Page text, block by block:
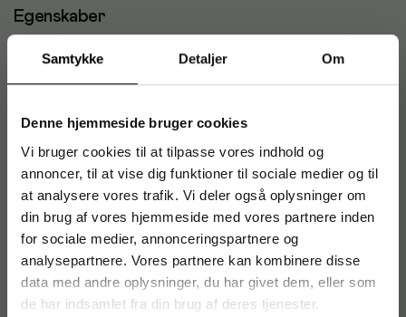
Samtykke Detaljer Om
Denne hjemmeside bruger cookies
Vi bruger cookies til at tilpasse vores indhold og
annoncer, til at vise dig funktioner til sociale medier og til
at analysere vores trafik. Vi deler også oplysninger om
din brug af vores hjemmeside med vores partnere inden
for sociale medier, annonceringspartnere og
analysepartnere. Vores partnere kan kombinere disse
data med andre oplysninger, du har givet dem, eller som
de har indsamlet fra din brug af deres tjenester.
Egenskaber
Ø30 mm rund magnet – god synlighed og nem at flytte
metaloverflader
Blisterpakning for beskyttet opbevaring og enkel
håndtering
Pakke med 6 stk – praktisk basislager til hverdagsbrug
Anvendelse og brugere
Velegnet til kontorer, skoler, mødelokaler og hjemmekontor.
Ideel til planlægning, opslag af noter, tidsplaner og
dokumenter på magnetiske overflader.